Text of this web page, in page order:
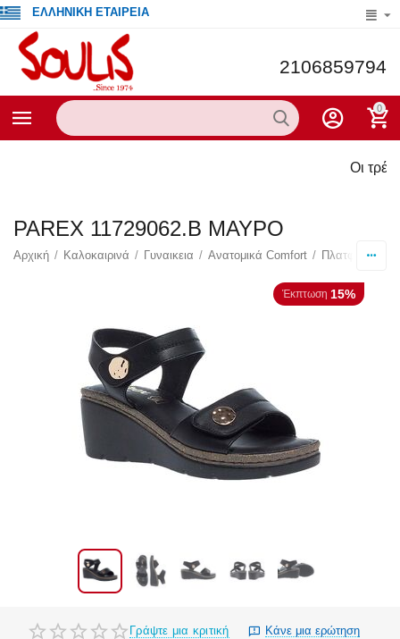
ΕΛΛΗΝΙΚΗ ΕΤΑΙΡΕΙΑ
2106859794
0
Οι
PAREX 11729062.B ΜΑΥΡΟ
Αρχική / Καλοκαιρινά / Γυναικεια / Ανατομικά Comfort / Πλατφόρμες
Έκπτωση 15%
Γράψτε μια κριτική
Κάνε μια ερώτηση